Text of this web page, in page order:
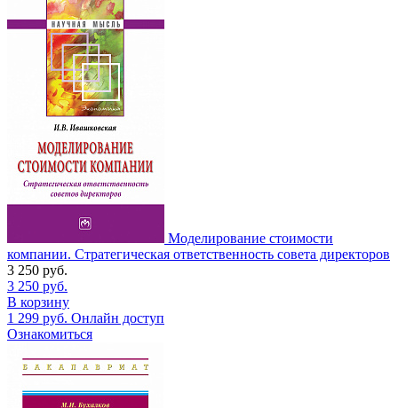
Моделирование стоимости
компании. Стратегическая ответственность совета директоров
3 250 руб.
3 250 руб.
В корзину
1 299 руб. Онлайн доступ
Ознакомиться